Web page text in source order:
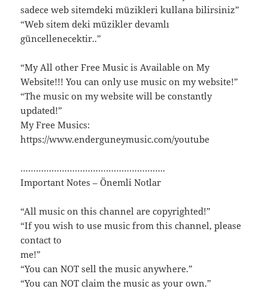
sadece web sitemdeki müzikleri kullana bilirsiniz”
“Web sitem deki müzikler devamlı
güncellenecektir..”
“My All other Free Music is Available on My
Website!!! You can only use music on my website!”
“The music on my website will be constantly
updated!”
My Free Musics:
https://www.enderguneymusic.com/youtube
………………………………………………..
Important Notes – Önemli Notlar
“All music on this channel are copyrighted!”
“If you wish to use music from this channel, please
contact to
me!”
“You can NOT sell the music anywhere.”
“You can NOT claim the music as your own.”